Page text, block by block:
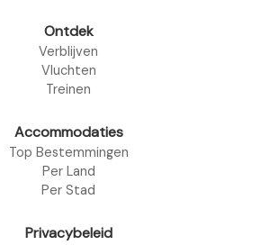
Ontdek
Verblijven
Vluchten
Treinen
Accommodaties
Top Bestemmingen
Per Land
Per Stad
Privacybeleid